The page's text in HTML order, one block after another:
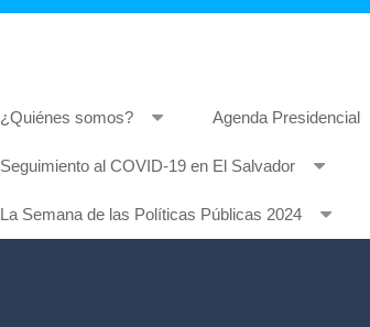
¿Quiénes somos? Agenda Presidencial
Seguimiento al COVID-19 en El Salvador
La Semana de las Políticas Públicas 2024